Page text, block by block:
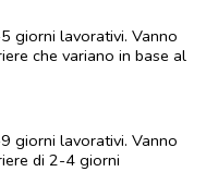
giorni lavorativi. Vanno
che variano in base al
giorni lavorativi. Vanno
di 2-4 giorni